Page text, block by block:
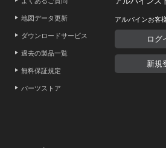
地図データ更新
ダウンロードサービス
過去の製品一覧
無料保証規定
パーツストア
アルパインお客
ログ
新規